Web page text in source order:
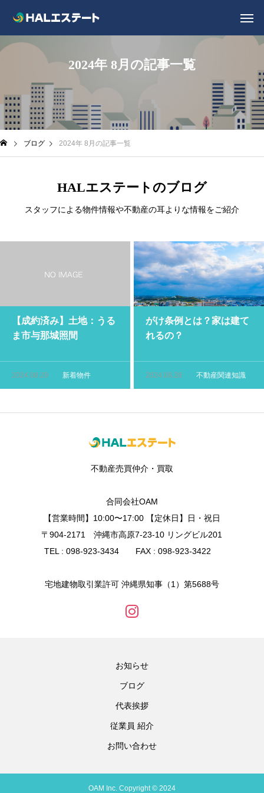
2024年 8月の記事一覧
ブログ 2024年 8月の記事一覧
HALエステートのブログ
スタッフによる物件情報や不動産の耳よりな情報をご紹介
【成約済み】土地：うる
ま市与那城照間
2024.08.29 新着物件
がけ条例とは？家は建て
れるの？
2024.08.28 不動産関連知識
不動産売買仲介・買取
合同会社OAM
【営業時間】10:00〜17:00 【定休日】日・祝日
〒904-2171 沖縄市高原7-23-10 リングビル201
TEL : 098-923-3434 FAX : 098-923-3422
宅地建物取引業許可 沖縄県知事（1）第5688号
お知らせ
ブログ
代表挨拶
従業員 紹介
お問い合わせ
OAM Inc. Copyright © 2024